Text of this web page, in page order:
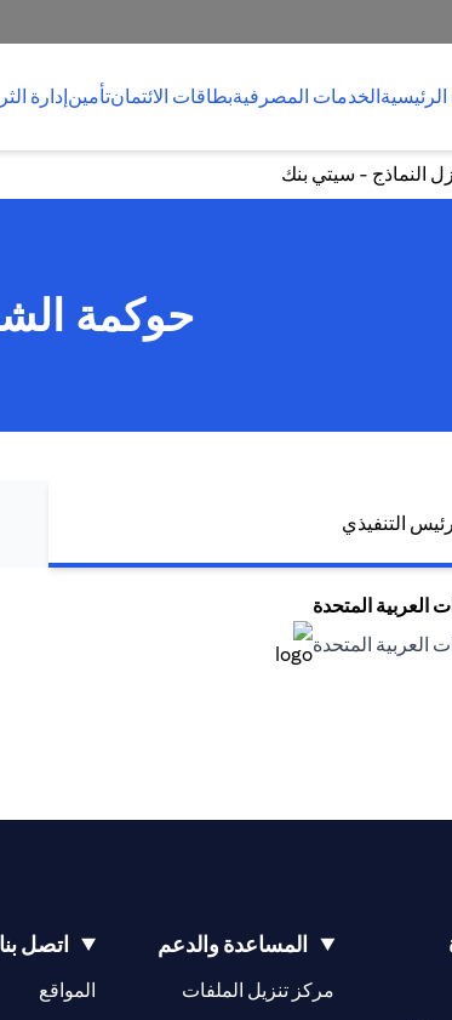
الخدمات المصرفيةبطاقات الائتمانتأمينإدارة
النماذج - سيتي بنك
حوكمة
التنفيذي
العربية المتحدة
العربية المتحدة(opens in a new tab)
المساعدة والدعم
مركز تنزيل الملفات
اتصل بنا
المواقع
(opens in a new tab)